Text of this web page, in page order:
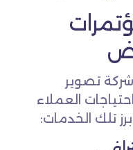
تصوير
العملاء
تلك الخدمات: